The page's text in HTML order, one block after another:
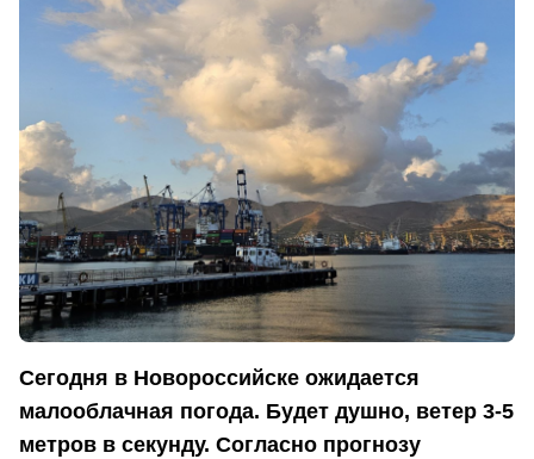
Сегодня в Новороссийске ожидается
малооблачная погода. Будет душно, ветер 3-5
метров в секунду. Согласно прогнозу